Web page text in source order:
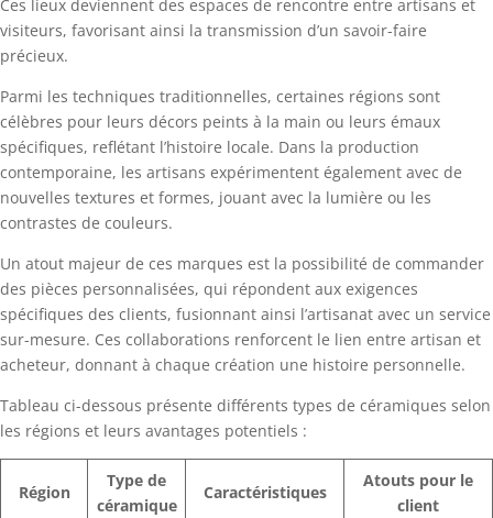
Ces lieux deviennent des espaces de rencontre entre artisans et
visiteurs, favorisant ainsi la transmission d’un savoir-faire
précieux.
Parmi les techniques traditionnelles, certaines régions sont
célèbres pour leurs décors peints à la main ou leurs émaux
spécifiques, reflétant l’histoire locale. Dans la production
contemporaine, les artisans expérimentent également avec de
nouvelles textures et formes, jouant avec la lumière ou les
contrastes de couleurs.
Un atout majeur de ces marques est la possibilité de commander
des pièces personnalisées, qui répondent aux exigences
spécifiques des clients, fusionnant ainsi l’artisanat avec un service
sur-mesure. Ces collaborations renforcent le lien entre artisan et
acheteur, donnant à chaque création une histoire personnelle.
Tableau ci-dessous présente différents types de céramiques selon
les régions et leurs avantages potentiels :
Région
Type de
céramique
Caractéristiques
Atouts pour le
client